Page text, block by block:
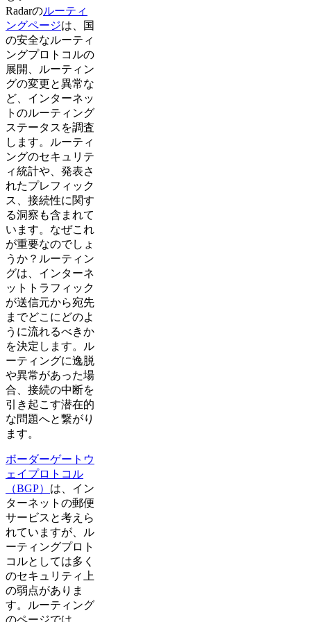
Radarのルーティ
ングページは、国
の安全なルーティ
ングプロトコルの
展開、ルーティン
グの変更と異常な
ど、インターネッ
トのルーティング
ステータスを調査
します。ルーティ
ングのセキュリテ
ィ統計や、発表さ
れたプレフィック
ス、接続性に関す
る洞察も含まれて
います。なぜこれ
が重要なのでしょ
うか？ルーティン
グは、インターネ
ットトラフィック
が送信元から宛先
までどこにどのよ
うに流れるべきか
を決定します。ル
ーティングに逸脱
や異常があった場
合、接続の中断を
引き起こす潜在的
な問題へと繋がり
ます。
ボーダーゲートウ
ェイプロトコル
（BGP） は、イン
ターネットの郵便
サービスと考えら
れていますが、ル
ーティングプロト
コルとしては多く
のセキュリティ上
の弱点がありま
す。ルーティング
のページでは、